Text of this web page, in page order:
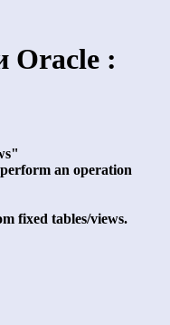
Oracle :
an operation
fixed tables/views.